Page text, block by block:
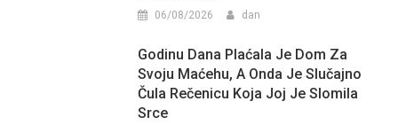
06/08/2026 dan
Godinu Dana Plaćala Je Dom Za
Svoju Maćehu, A Onda Je Slučajno
Čula Rečenicu Koja Joj Je Slomila
Srce